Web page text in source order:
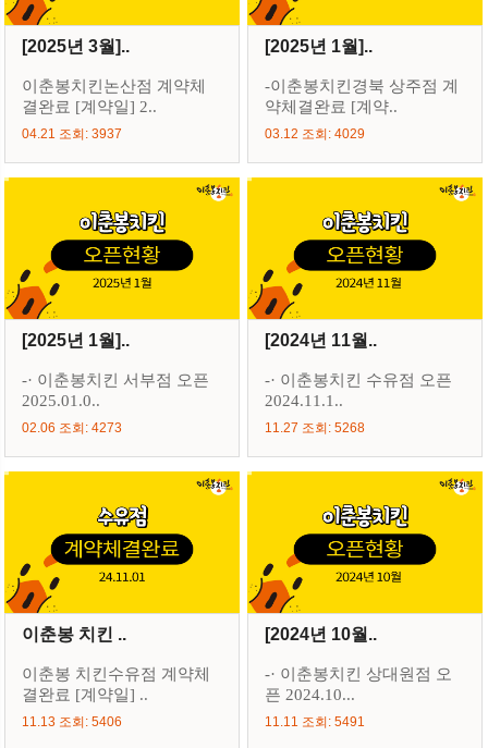
[2025년 3월]..
이춘봉치킨논산점 계약체
결완료 [계약일] 2..
04.21 조회: 3937
[2025년 1월]..
-이춘봉치킨경북 상주점 계
약체결완료 [계약..
03.12 조회: 4029
[2025년 1월]..
-· 이춘봉치킨 서부점 오픈
2025.01.0..
02.06 조회: 4273
[2024년 11월..
-· 이춘봉치킨 수유점 오픈
2024.11.1..
11.27 조회: 5268
이춘봉 치킨 ..
이춘봉 치킨수유점 계약체
결완료 [계약일] ..
11.13 조회: 5406
[2024년 10월..
-· 이춘봉치킨 상대원점 오
픈 2024.10...
11.11 조회: 5491